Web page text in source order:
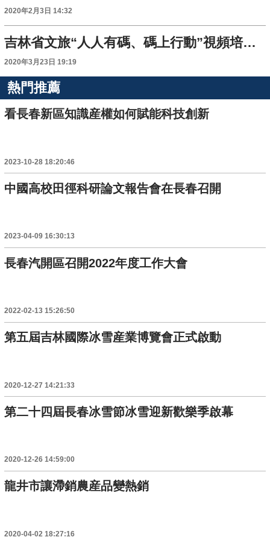
2020年2月3日 14:32
吉林省文旅“人人有碼、碼上行動”視頻培訓會召開
2020年3月23日 19:19
熱門推薦
看長春新區知識産權如何賦能科技創新
2023-10-28 18:20:46
中國高校田徑科研論文報告會在長春召開
2023-04-09 16:30:13
長春汽開區召開2022年度工作大會
2022-02-13 15:26:50
第五屆吉林國際冰雪産業博覽會正式啟動
2020-12-27 14:21:33
第二十四屆長春冰雪節冰雪迎新歡樂季啟幕
2020-12-26 14:59:00
龍井市讓滯銷農産品變熱銷
2020-04-02 18:27:16